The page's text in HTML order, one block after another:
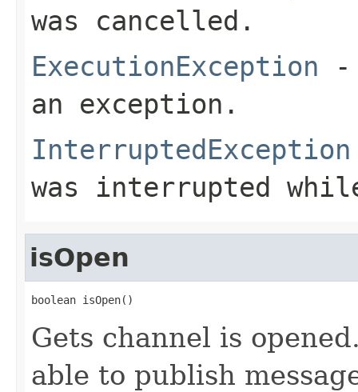
was cancelled.
ExecutionException -
an exception.
InterruptedException
was interrupted
isOpen
boolean isOpen()
Gets channel is
able to publish